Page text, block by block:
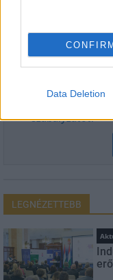
Data Deletion
E-mail cím
szabályzatot!
LEGNÉZETTEBB